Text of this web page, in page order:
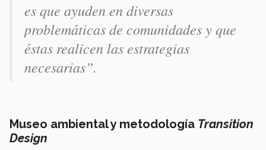
es que ayuden en diversas
problemáticas de comunidades y que
éstas realicen las estrategias
necesarias”.
Museo ambiental y metodología Transition
Design